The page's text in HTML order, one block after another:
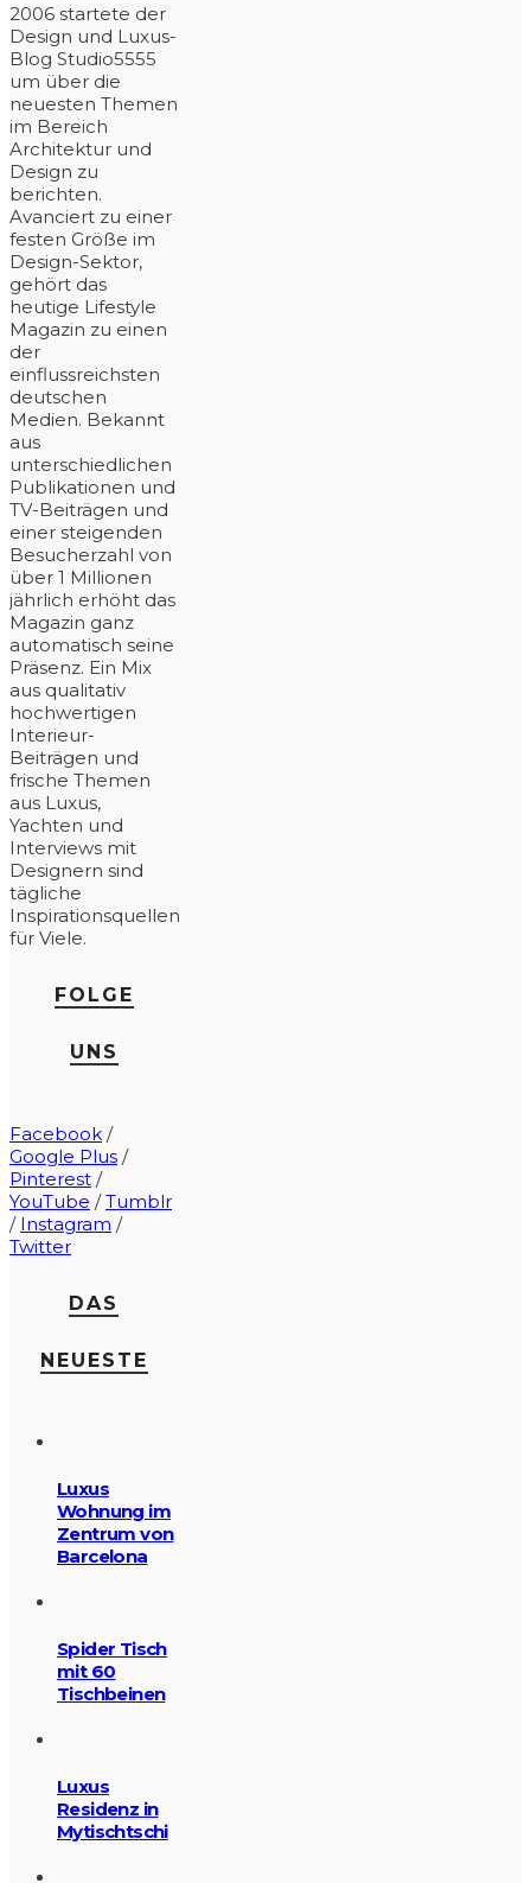
2006 startete der
Design und Luxus-
Blog Studio5555
um über die
neuesten Themen
im Bereich
Architektur und
Design zu
berichten.
Avanciert zu einer
festen Größe im
Design-Sektor,
gehört das
heutige Lifestyle
Magazin zu einen
der
einflussreichsten
deutschen
Medien. Bekannt
aus
unterschiedlichen
Publikationen und
TV-Beiträgen und
einer steigenden
Besucherzahl von
über 1 Millionen
jährlich erhöht das
Magazin ganz
automatisch seine
Präsenz. Ein Mix
aus qualitativ
hochwertigen
Interieur-
Beiträgen und
frische Themen
aus Luxus,
Yachten und
Interviews mit
Designern sind
tägliche
Inspirationsquellen
für Viele.
FOLGE
UNS
Facebook /
Google Plus /
Pinterest /
YouTube /Tumblr
/ Instagram /
Twitter
DAS
NEUESTE
Luxus
Wohnung im
Zentrum von
Barcelona
Spider Tisch
mit 60
Tischbeinen
Luxus
Residenz in
Mytischtschi